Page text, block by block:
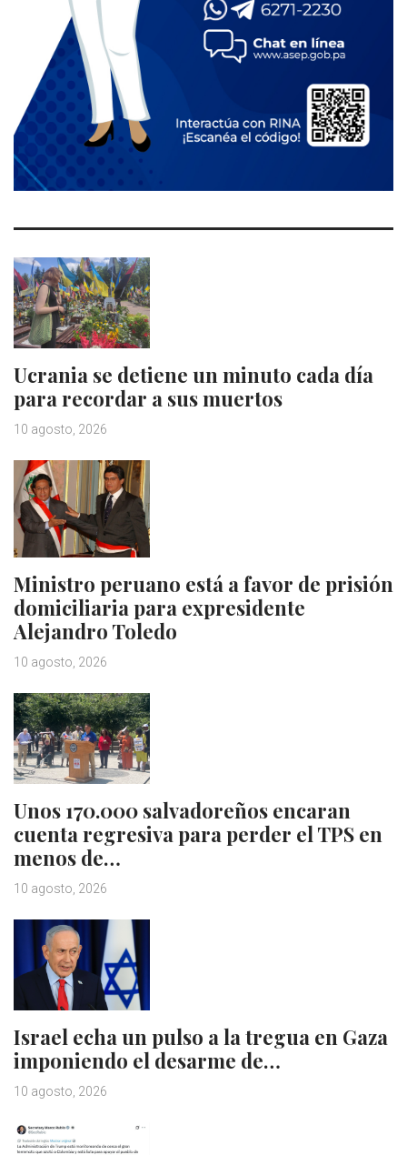
Ucrania se detiene un minuto cada día
para recordar a sus muertos
10 agosto, 2026
Ministro peruano está a favor de prisión
domiciliaria para expresidente
Alejandro Toledo
10 agosto, 2026
Unos 170.000 salvadoreños encaran
cuenta regresiva para perder el TPS en
menos de…
10 agosto, 2026
Israel echa un pulso a la tregua en Gaza
imponiendo el desarme de…
10 agosto, 2026